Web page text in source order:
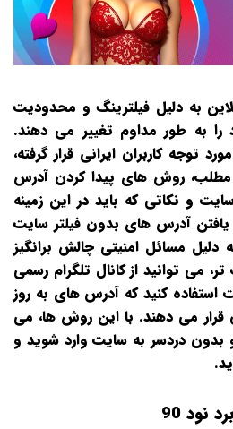
به دلیل فیلترینگ و محدودیت‌
را به‌ طور مداوم تغییر می‌ دهند.
توجه کاربران ایرانی قرار گرفته،
در این مطلب، روش‌ های پیدا کردن آدرس
و نکاتی که باید در این زمینه
آدرس‌ های بدون فیلتر سایت
است به دلیل مسائل امنیتی چالش‌ برانگیز
می‌ توانید از کانال تلگرام رسمی
استفاده کنید که آدرس‌ های به‌ روز
قرار می‌ دهند. با این روش‌ ها، می‌
دردسر به سایت وارد شوید و
90